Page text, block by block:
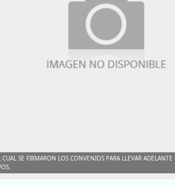
SE FIRMARON LOS CONVENIOS PARA LLEVAR